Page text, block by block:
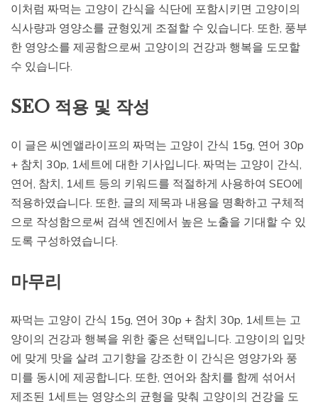
이처럼 짜먹는 고양이 간식을 식단에 포함시키면 고양이의
식사량과 영양소를 균형있게 조절할 수 있습니다. 또한, 풍부
한 영양소를 제공함으로써 고양이의 건강과 행복을 도모할
수 있습니다.
SEO 적용 및 작성
이 글은 씨엔앨라이프의 짜먹는 고양이 간식 15g, 연어 30p
+ 참치 30p, 1세트에 대한 기사입니다. 짜먹는 고양이 간식,
연어, 참치, 1세트 등의 키워드를 적절하게 사용하여 SEO에
적용하였습니다. 또한, 글의 제목과 내용을 명확하고 구체적
으로 작성함으로써 검색 엔진에서 높은 노출을 기대할 수 있
도록 구성하였습니다.
마무리
짜먹는 고양이 간식 15g, 연어 30p + 참치 30p, 1세트는 고
양이의 건강과 행복을 위한 좋은 선택입니다. 고양이의 입맛
에 맞게 맛을 살려 고기향을 강조한 이 간식은 영양가와 풍
미를 동시에 제공합니다. 또한, 연어와 참치를 함께 섞어서
제조된 1세트는 영양소의 균형을 맞춰 고양이의 건강을 도